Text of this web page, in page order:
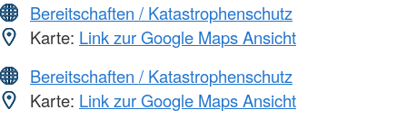
Bereitschaften / Katastrophenschutz
Karte: Link zur Google Maps Ansicht
Bereitschaften / Katastrophenschutz
Karte: Link zur Google Maps Ansicht